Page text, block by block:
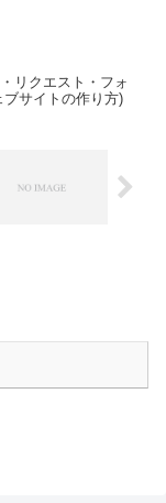
リクエスト・フォ
サイトの作り方)